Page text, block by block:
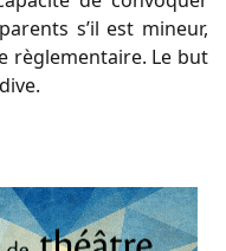
s’il est mineur,
règlementaire. Le but